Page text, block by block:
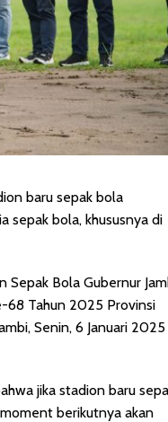
baru sepak bola
sepak bola, khususnya di
Sepak Bola Gubernur
68 Tahun 2025 Provinsi
Senin, 6 Januari 2025
jika stadion baru
berikutnya akan